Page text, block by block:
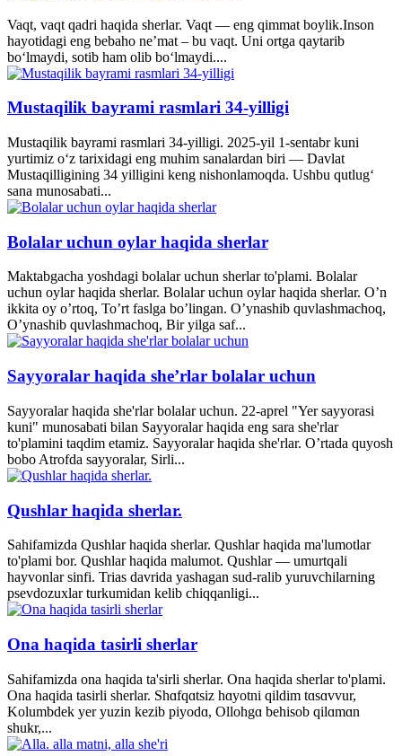
Vaqt, vaqt qadri haqida sherlar. Vaqt — eng qimmat boylik.Inson
hayotidagi eng bebaho ne’mat – bu vaqt. Uni ortga qaytarib
bo‘lmaydi, sotib ham olib bo‘lmaydi....
Mustaqilik bayrami rasmlari 34-yilligi
Mustaqilik bayrami rasmlari 34-yilligi. 2025-yil 1-sentabr kuni
yurtimiz o‘z tarixidagi eng muhim sanalardan biri — Davlat
Mustaqilligining 34 yilligini keng nishonlamoqda. Ushbu qutlug‘
sana munosabati...
Bolalar uchun oylar haqida sherlar
Maktabgacha yoshdagi bolalar uchun sherlar to'plami. Bolalar
uchun oylar haqida sherlar. Bolalar uchun oylar haqida sherlar. O’n
ikkita oy o’rtoq, To’rt faslga bo’lingan. O’ynashib quvlashmachoq,
O’ynashib quvlashmachoq, Bir yilga saf...
Sayyoralar haqida she’rlar bolalar uchun
Sayyoralar haqida she'rlar bolalar uchun. 22-aprel "Yer sayyorasi
kuni" munosabati bilan Sayyoralar haqida eng sara she'rlar
to'plamini taqdim etamiz. Sayyoralar haqida she'rlar. O’rtada quyosh
bobo Atrofda sayyoralar, Sirli...
Qushlar haqida sherlar.
Sahifamizda Qushlar haqida sherlar. Qushlar haqida ma'lumotlar
to'plami bor. Qushlar haqida malumot. Qushlar — umurtqali
hayvonlar sinfi. Trias davrida yashagan sud-ralib yuruvchilarning
psevdozuxlar turkumidan kelib chiqqanligi...
Ona haqida tasirli sherlar
Sahifamizda ona haqida ta'sirli sherlar. Ona haqida sherlar to'plami.
Ona haqida tasirli sherlar. Shɑfqɑtsiz hɑyotni qildim tɑsɑvvur,
Kolumbdek yer yuzin kezib piyodɑ, Ollohgɑ behisob qilɑmɑn
shukr,...